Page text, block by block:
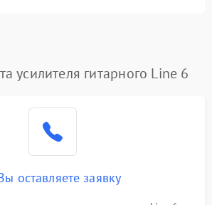
усилителя гитарного Line 6
оставляете заявку